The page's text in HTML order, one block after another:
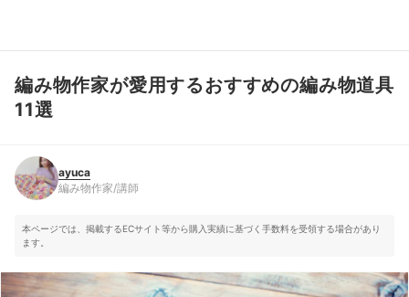
ayuca
編み物作家/講師
編み物作家が愛用するおすすめの編み物道具
11選
ayuca
編み物作家/講師
本ページでは、掲載するECサイト等から購入実績に基づく手数料を受領する場合があり
ます。